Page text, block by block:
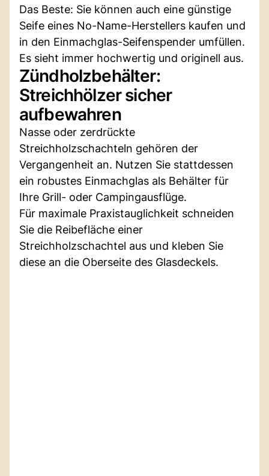
Das Beste: Sie können auch eine günstige
Seife eines No-Name-Herstellers kaufen und
in den Einmachglas-Seifenspender umfüllen.
Es sieht immer hochwertig und originell aus.
Zündholzbehälter:
Streichhölzer sicher
aufbewahren
Nasse oder zerdrückte
Streichholzschachteln gehören der
Vergangenheit an. Nutzen Sie stattdessen
ein robustes Einmachglas als Behälter für
Ihre Grill- oder Campingausflüge.
Für maximale Praxistauglichkeit schneiden
Sie die Reibefläche einer
Streichholzschachtel aus und kleben Sie
diese an die Oberseite des Glasdeckels.